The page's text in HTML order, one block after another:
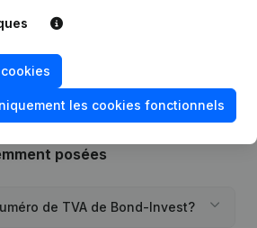
Rubrique Constitution (Nouvelle
Personne Morale, Ouverture
posées
de TVA de Bond-Invest?
les cookies fonctionnels